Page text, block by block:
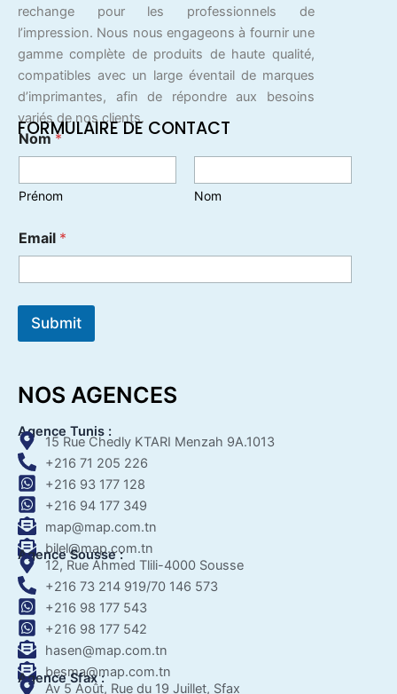
rechange pour les professionnels de
l’impression. Nous nous engageons à fournir une
gamme complète de produits de haute qualité,
compatibles avec un large éventail de marques
d’imprimantes, afin de répondre aux besoins
variés de nos clients.
FORMULAIRE DE CONTACT
Nom*
Prénom Nom
Email *
Submit
NOS AGENCES
Agence Tunis :
15 Rue Chedly KTARI Menzah 9A.1013
+216 71 205 226
+216 93 177 128
+216 94 177 349
map@map.com.tn
bilel@map.com.tn
Agence Sousse :
12, Rue Ahmed Tlili-4000 Sousse
+216 73 214 919/70 146 573
+216 98 177 543
+216 98 177 542
hasen@map.com.tn
besma@map.com.tn
Agence Sfax :
Av 5 Août, Rue du 19 Juillet, Sfax